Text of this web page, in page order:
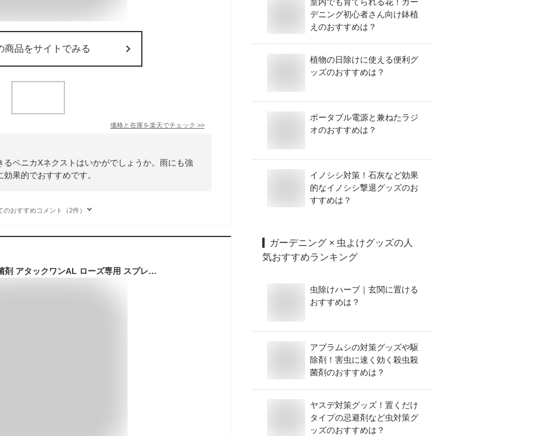
商品をサイトでみる
価格と在庫を楽天でチェック >>
ベニカXネクストはいかがでしょうか。雨にも強
果的でおすすめです。
のおすすめコメント（2件）
エムシー緑化 殺虫殺菌剤 アタックワンAL ローズ専用 スプレー 1000ml
デニング初心者さん向け鉢植
えのおすすめは？
植物の日除けに使える便利グ
ッズのおすすめは？
ポータブル電源と兼ねたラジ
オのおすすめは？
イノシシ対策！石灰など効果
的なイノシシ撃退グッズのお
すすめは？
ガーデニング × 虫よけグッズの人
気おすすめランキング
虫除けハーブ｜玄関に置ける
おすすめは？
アブラムシの対策グッズや駆
除剤！害虫に速く効く殺虫殺
菌剤のおすすめは？
ヤスデ対策グッズ！置くだけ
タイプの忌避剤など虫対策グ
ッズのおすすめは？